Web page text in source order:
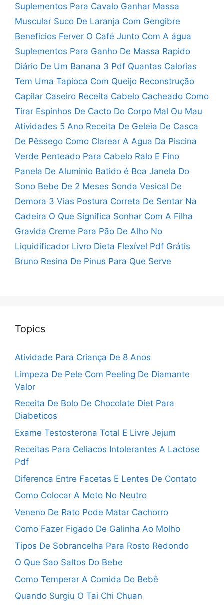
Suplementos Para Cavalo Ganhar Massa
Muscular Suco De Laranja Com Gengibre
Beneficios Ferver O Café Junto Com A água
Suplementos Para Ganho De Massa Rapido
Diário De Um Banana 3 Pdf Quantas Calorias
Tem Uma Tapioca Com Queijo Reconstrução
Capilar Caseiro Receita Cabelo Cacheado Como
Tirar Espinhos De Cacto Do Corpo Mal Ou Mau
Atividades 5 Ano Receita De Geleia De Casca
De Pêssego Como Clarear A Agua Da Piscina
Verde Penteado Para Cabelo Ralo E Fino
Panela De Aluminio Batido é Boa Janela Do
Sono Bebe De 2 Meses Sonda Vesical De
Demora 3 Vias Postura Correta De Sentar Na
Cadeira O Que Significa Sonhar Com A Filha
Gravida Creme Para Pão De Alho No
Liquidificador Livro Dieta Flexível Pdf Grátis
Bruno Resina De Pinus Para Que Serve
Topics
Atividade Para Criança De 8 Anos
Limpeza De Pele Com Peeling De Diamante
Valor
Receita De Bolo De Chocolate Diet Para
Diabeticos
Exame Testosterona Total E Livre Jejum
Receitas Para Celiacos Intolerantes A Lactose
Pdf
Diferenca Entre Facetas E Lentes De Contato
Como Colocar A Moto No Neutro
Veneno De Rato Pode Matar Cachorro
Como Fazer Figado De Galinha Ao Molho
Tipos De Sobrancelha Para Rosto Redondo
O Que Sao Saltos Do Bebe
Como Temperar A Comida Do Bebê
Quando Surgiu O Tai Chi Chuan